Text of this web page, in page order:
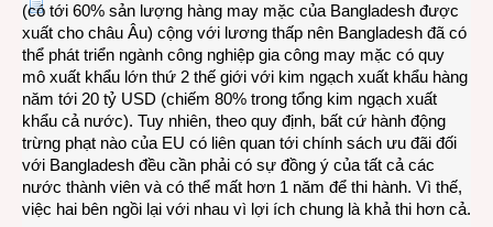
(có tới 60% sản lượng hàng may mặc của Bangladesh được
xuất cho châu Âu) cộng với lương thấp nên Bangladesh đã có
thể phát triển ngành công nghiệp gia công may mặc có quy
mô xuất khẩu lớn thứ 2 thế giới với kim ngạch xuất khẩu hàng
năm tới 20 tỷ USD (chiếm 80% trong tổng kim ngạch xuất
khẩu cả nước). Tuy nhiên, theo quy định, bất cứ hành động
trừng phạt nào của EU có liên quan tới chính sách ưu đãi đối
với Bangladesh đều cần phải có sự đồng ý của tất cả các
nước thành viên và có thể mất hơn 1 năm để thi hành. Vì thế,
việc hai bên ngồi lại với nhau vì lợi ích chung là khả thi hơn cả.